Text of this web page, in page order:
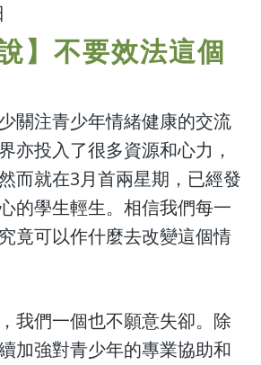
說】不要效法這個
關注青少年情緒健康的交流
亦投入了很多資源和心力，
而就在3月首兩星期，已經發
的學生輕生。相信我們每一
竟可以作什麼去改變這個情
我們一個也不願意失卻。除
加強對青少年的專業協助和